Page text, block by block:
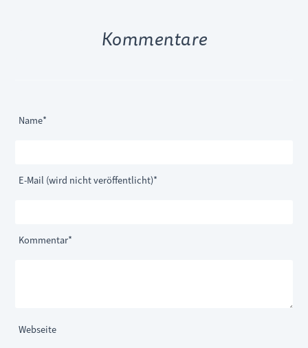
Kommentare
Pflichtfeld
Name*
Pflichtfeld
E-Mail (wird nicht veröffentlicht)*
Webseite
Pflichtfeld
Kommentar*